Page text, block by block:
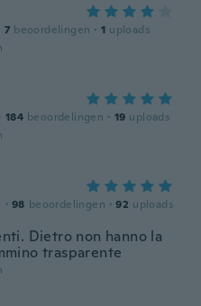
7 beoordelingen · 1 uploads
· 184 beoordelingen · 19 uploads
· 98 beoordelingen · 92 uploads
Dietro non hanno la
trasparente